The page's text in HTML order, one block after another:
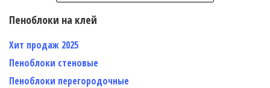
Пеноблоки на клей
Хит продаж 2025
Пеноблоки стеновые
Пеноблоки перегородочные